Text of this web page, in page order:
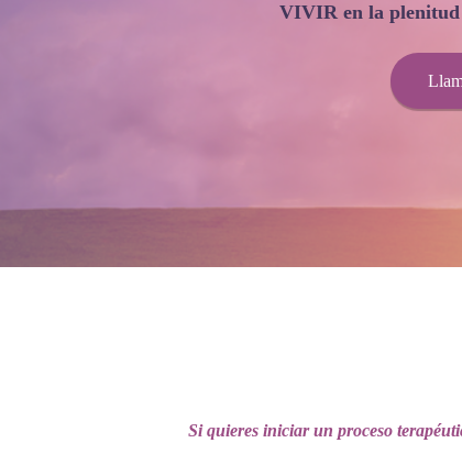
VIVIR en la plenitud
Si quieres iniciar un proceso